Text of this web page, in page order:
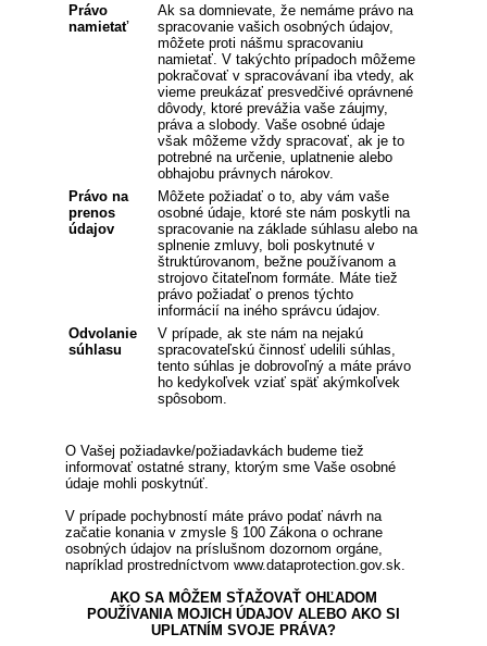
Právo
namietať
Ak sa domnievate, že nemáme právo na
spracovanie vašich osobných údajov,
môžete proti nášmu spracovaniu
namietať. V takýchto prípadoch môžeme
pokračovať v spracovávaní iba vtedy, ak
vieme preukázať presvedčivé oprávnené
dôvody, ktoré prevážia vaše záujmy,
práva a slobody. Vaše osobné údaje
však môžeme vždy spracovať, ak je to
potrebné na určenie, uplatnenie alebo
obhajobu právnych nárokov.
Právo na
prenos
údajov
Môžete požiadať o to, aby vám vaše
osobné údaje, ktoré ste nám poskytli na
spracovanie na základe súhlasu alebo na
splnenie zmluvy, boli poskytnuté v
štruktúrovanom, bežne používanom a
strojovo čitateľnom formáte. Máte tiež
právo požiadať o prenos týchto
informácií na iného správcu údajov.
Odvolanie
súhlasu
V prípade, ak ste nám na nejakú
spracovateľskú činnosť udelili súhlas,
tento súhlas je dobrovoľný a máte právo
ho kedykoľvek vziať späť akýmkoľvek
spôsobom.
O Vašej požiadavke/požiadavkách budeme tiež
informovať ostatné strany, ktorým sme Vaše osobné
údaje mohli poskytnúť.
V prípade pochybností máte právo podať návrh na
začatie konania v zmysle § 100 Zákona o ochrane
osobných údajov na príslušnom dozornom orgáne,
napríklad prostredníctvom www.dataprotection.gov.sk.
AKO SA MÔŽEM SŤAŽOVAŤ OHĽADOM
POUŽÍVANIA MOJICH ÚDAJOV ALEBO AKO SI
UPLATNÍM SVOJE PRÁVA?